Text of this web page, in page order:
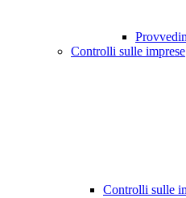
Controlli sulle imprese
Controlli sulle